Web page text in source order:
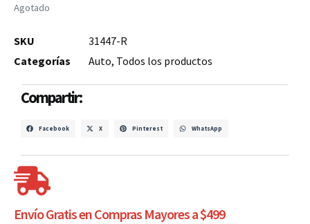
Agotado
SKU
31447-R
Categorías
Auto, Todos los productos
Compartir:
Facebook X Pinterest WhatsApp
Envío Gratis en Compras Mayores a $499